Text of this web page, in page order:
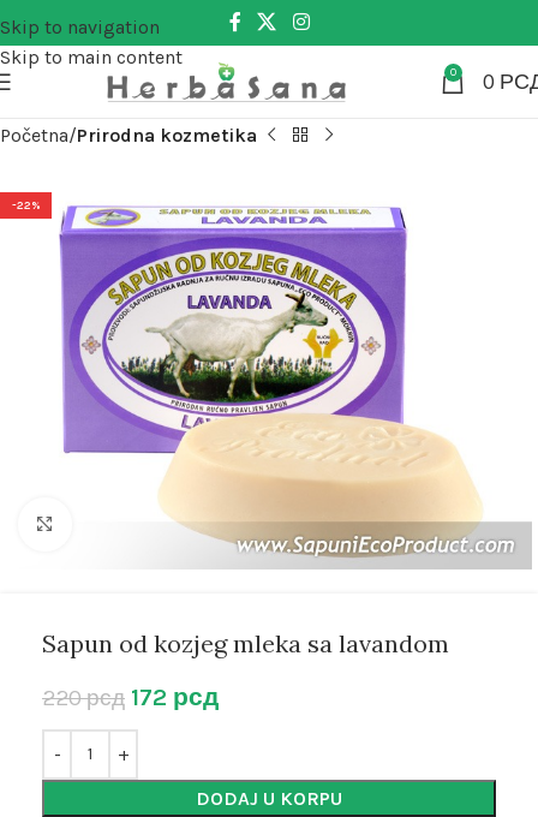
Skip to navigation
Skip to main content
0 0
Početna Prirodna kozmetika
-22%
Kliknite za uvećanje
Sapun od kozjeg mleka sa lavandom
220рсд 172 рсд
DODAJ U KORPU